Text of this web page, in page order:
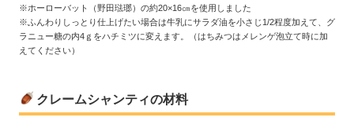
※ホーローバット（野田琺瑯）の約20×16㎝を使用しました
※ふんわりしっとり仕上げたい場合は牛乳にサラダ油を小さじ1/2程度加えて、グ
ラニュー糖の内4ｇをハチミツに変えます。（はちみつはメレンゲ泡立て時に加
えてください）
クレームシャンティの材料